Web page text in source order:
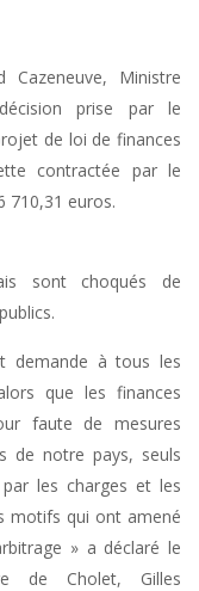
Cazeneuve, Ministre
prise par le
de loi de finances
contractée par le
710,31 euros.
sont choqués de
demande à tous les
que les finances
faute de mesures
de notre pays, seuls
les charges et les
motifs qui ont amené
» a déclaré le
de Cholet, Gilles